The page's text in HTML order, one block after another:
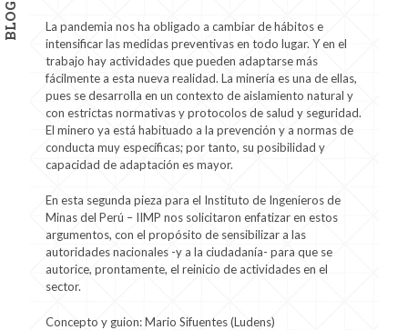
BLOG
La pandemia nos ha obligado a cambiar de hábitos e
intensificar las medidas preventivas en todo lugar. Y en el
trabajo hay actividades que pueden adaptarse más
fácilmente a esta nueva realidad. La minería es una de ellas,
pues se desarrolla en un contexto de aislamiento natural y
con estrictas normativas y protocolos de salud y seguridad.
El minero ya está habituado a la prevención y a normas de
conducta muy específicas; por tanto, su posibilidad y
capacidad de adaptación es mayor.
En esta segunda pieza para el Instituto de Ingenieros de
Minas del Perú – IIMP nos solicitaron enfatizar en estos
argumentos, con el propósito de sensibilizar a las
autoridades nacionales -y a la ciudadanía- para que se
autorice, prontamente, el reinicio de actividades en el
sector.
Concepto y guion: Mario Sifuentes (Ludens)